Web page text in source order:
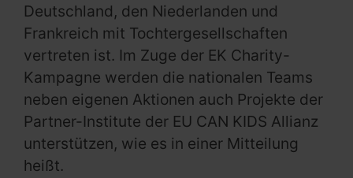
Deutschland, den Niederlanden und
Frankreich mit Tochtergesellschaften
vertreten ist. Im Zuge der EK Charity-
Kampagne werden die nationalen Teams
neben eigenen Aktionen auch Projekte der
Partner-Institute der EU CAN KIDS Allianz
unterstützen, wie es in einer Mitteilung
heißt.